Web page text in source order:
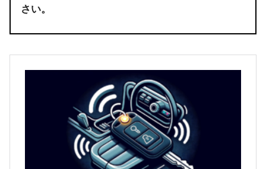
さい。